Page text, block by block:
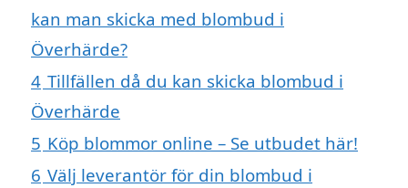
kan man skicka med blombud i
Överhärde?
4 Tillfällen då du kan skicka blombud i
Överhärde
5 Köp blommor online – Se utbudet här!
6 Välj leverantör för din blombud i